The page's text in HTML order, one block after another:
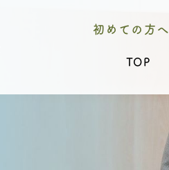
初めての方へ
TOP